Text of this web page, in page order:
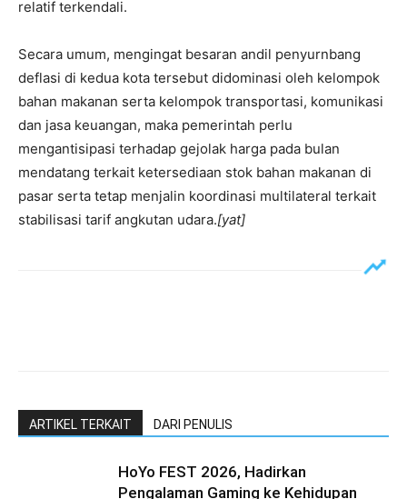
relatif terkendali.
Secara umum, mengingat besaran andil penyurnbang
deflasi di kedua kota tersebut didominasi oleh kelompok
bahan makanan serta kelompok transportasi, komunikasi
dan jasa keuangan, maka pemerintah perlu
mengantisipasi terhadap gejolak harga pada bulan
mendatang terkait ketersediaan stok bahan makanan di
pasar serta tetap menjalin koordinasi multilateral terkait
stabilisasi tarif angkutan udara.[yat]
ARTIKEL TERKAIT DARI PENULIS
HoYo FEST 2026, Hadirkan
Pengalaman Gaming ke Kehidupan